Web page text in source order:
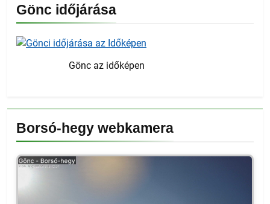
Gönc időjárása
Gönc az időképen
Borsó-hegy webkamera